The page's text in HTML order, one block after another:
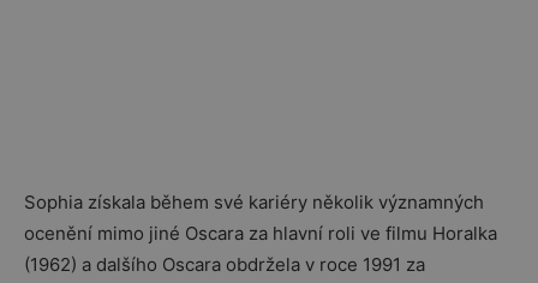
Sophia získala během své kariéry několik významných
ocenění mimo jiné Oscara za hlavní roli ve filmu Horalka
(1962) a dalšího Oscara obdržela v roce 1991 za